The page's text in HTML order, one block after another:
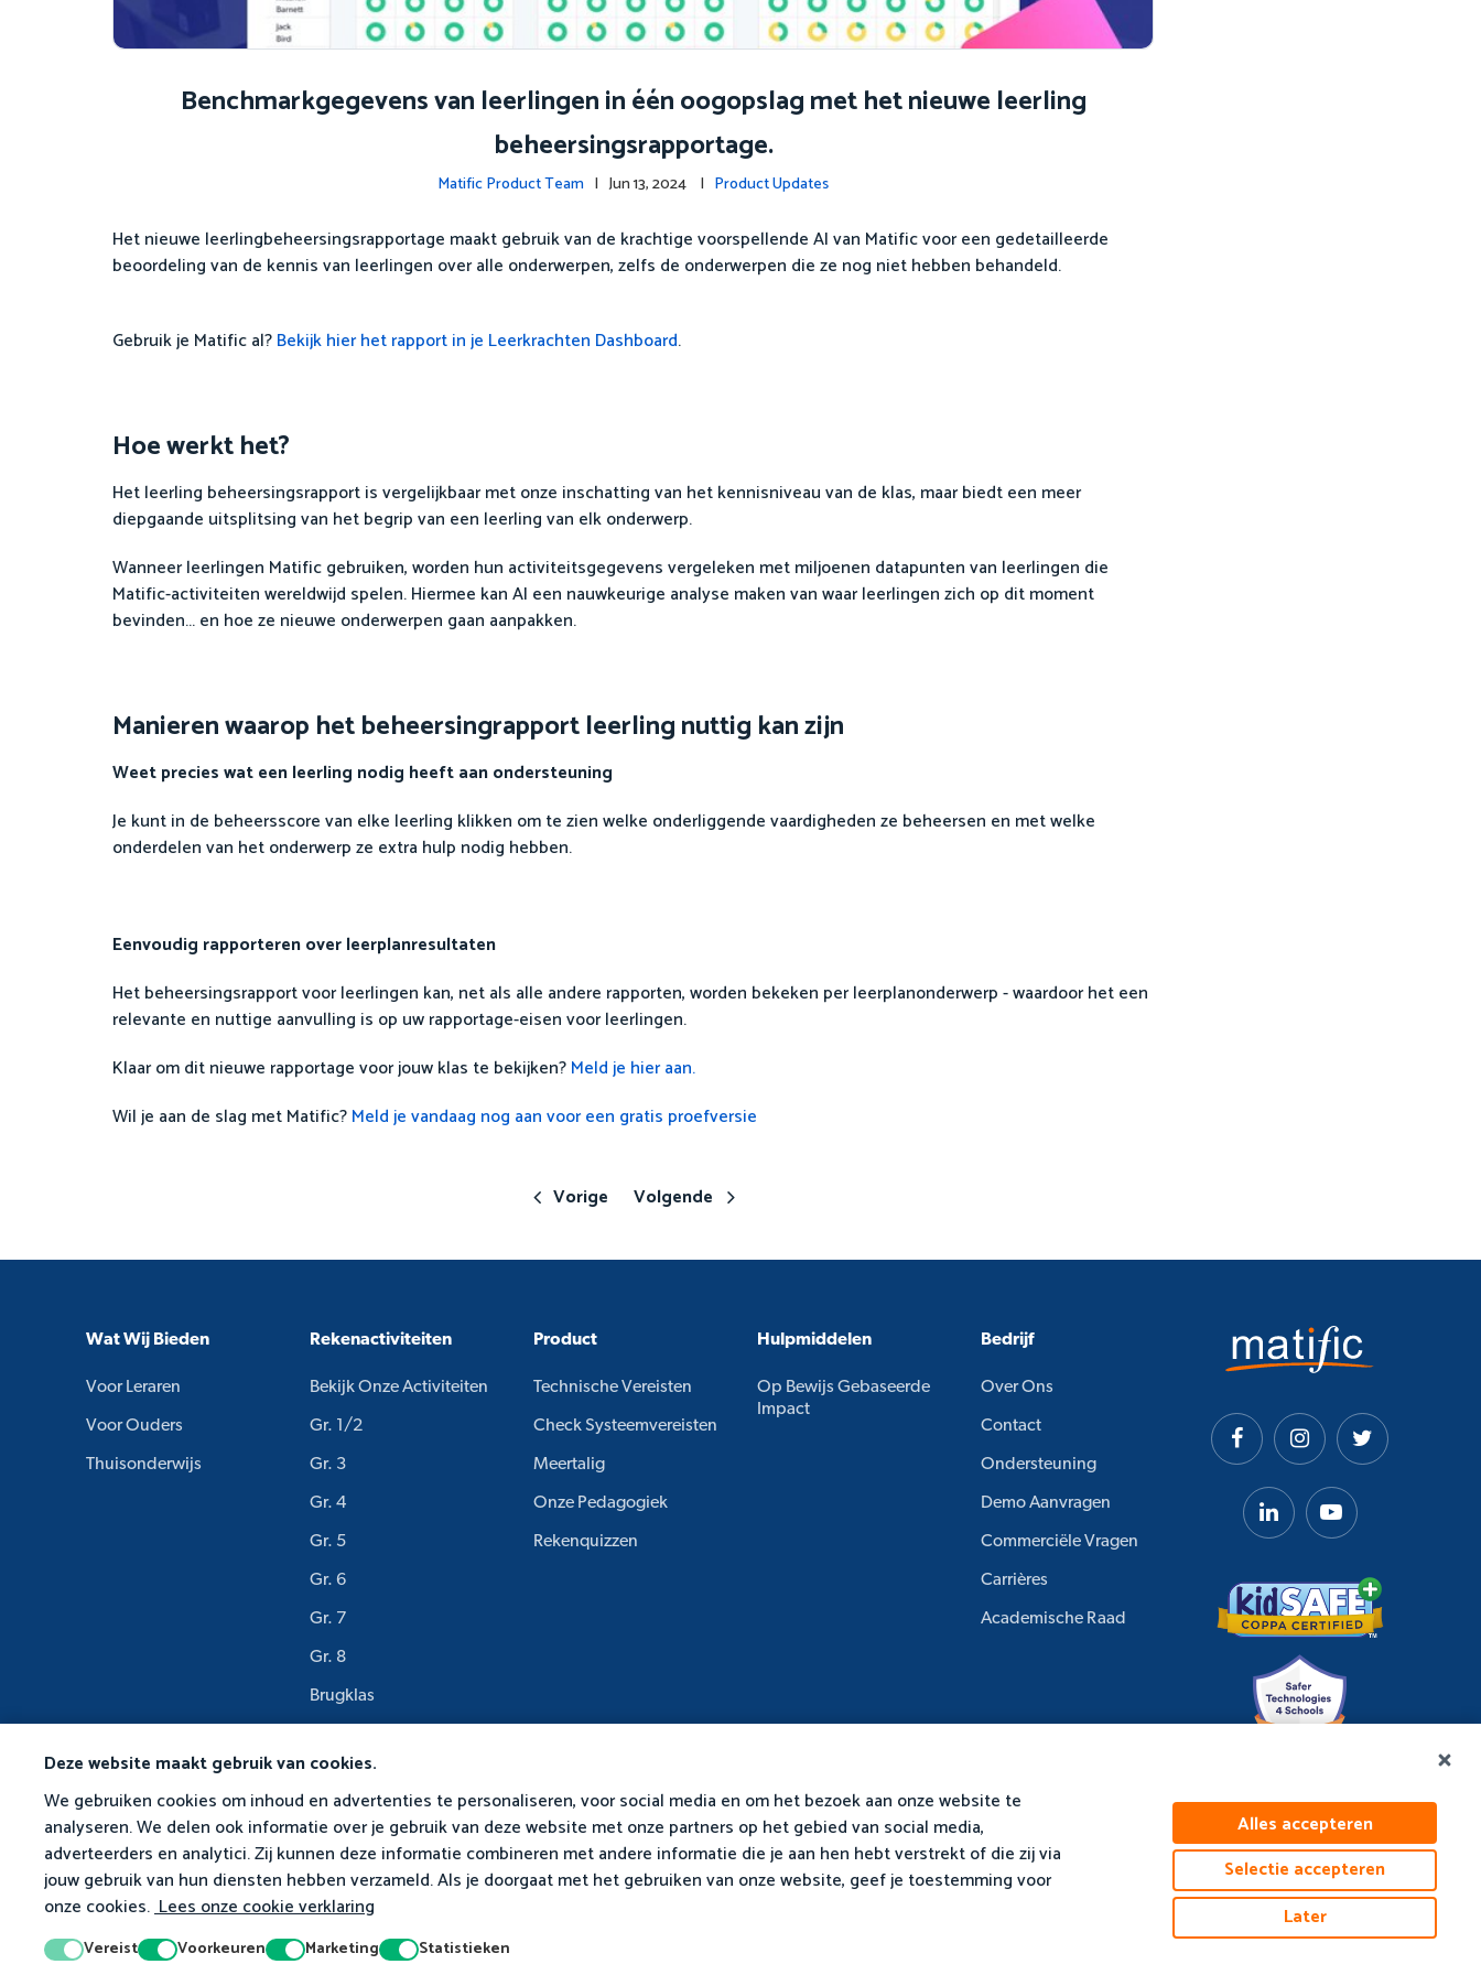
Deze website maakt gebruik van cookies.
We gebruiken cookies om inhoud en advertenties te personaliseren, voor social media en om het bezoek aan onze website te
analyseren. We delen ook informatie over je gebruik van deze website met onze partners op het gebied van social media,
adverteerders en analytici. Zij kunnen deze informatie combineren met andere informatie die je aan hen hebt verstrekt of die zij via
jouw gebruik van hun diensten hebben verzameld. Als je doorgaat met het gebruiken van onze website, geef je toestemming voor
onze cookies.Lees onze cookie verklaring
Vereist Voorkeuren Marketing Statistieken
Alles accepteren
Selectie accepteren
Later
Benchmarkgegevens van leerlingen in één oogopslag met het nieuwe leerling
beheersingsrapportage.
Matific Product Team | Jun 13, 2024 | Product Updates
Het nieuwe leerlingbeheersingsrapportage maakt gebruik van de krachtige voorspellende AI van Matific voor een gedetailleerde
beoordeling van de kennis van leerlingen over alle onderwerpen, zelfs de onderwerpen die ze nog niet hebben behandeld.
Gebruik je Matific al?Bekijk hier het rapport in je Leerkrachten Dashboard.
Hoe werkt het?
Het leerling beheersingsrapport is vergelijkbaar met onze inschatting van het kennisniveau van de klas, maar biedt een meer
diepgaande uitsplitsing van het begrip van een leerling van elk onderwerp.
Wanneer leerlingen Matific gebruiken, worden hun activiteitsgegevens vergeleken met miljoenen datapunten van leerlingen die
Matific-activiteiten wereldwijd spelen. Hiermee kan AI een nauwkeurige analyse maken van waar leerlingen zich op dit moment
bevinden... en hoe ze nieuwe onderwerpen gaan aanpakken.
Manieren waarop het beheersingrapport leerling nuttig kan zijn
Weet precies wat een leerling nodig heeft aan ondersteuning
Je kunt in de beheersscore van elke leerling klikken om te zien welke onderliggende vaardigheden ze beheersen en met welke
onderdelen van het onderwerp ze extra hulp nodig hebben.
Eenvoudig rapporteren over leerplanresultaten
Het beheersingsrapport voor leerlingen kan, net als alle andere rapporten, worden bekeken per leerplanonderwerp - waardoor het een
relevante en nuttige aanvulling is op uw rapportage-eisen voor leerlingen.
Klaar om dit nieuwe rapportage voor jouw klas te bekijken?Meld je hier aan.
Wil je aan de slag met Matific?Meld je vandaag nog aan voor een gratis proefversie
Vorige Volgende
Wat Wij Bieden
Voor Leraren
Voor Ouders
Thuisonderwijs
Rekenactiviteiten
Bekijk Onze Activiteiten
Gr. 1/2
Gr. 3
Gr. 4
Gr. 5
Gr. 6
Gr. 7
Gr. 8
Brugklas
3e Jaar
Product
Technische Vereisten
Check Systeemvereisten
Meertalig
Onze Pedagogiek
Rekenquizzen
Hulpmiddelen
Op Bewijs Gebaseerde
Impact
Bedrijf
Over Ons
Contact
Ondersteuning
Demo Aanvragen
Commerciële Vragen
Carrières
Academische Raad
© 2026 Matific. Alle rechten voorbehouden.